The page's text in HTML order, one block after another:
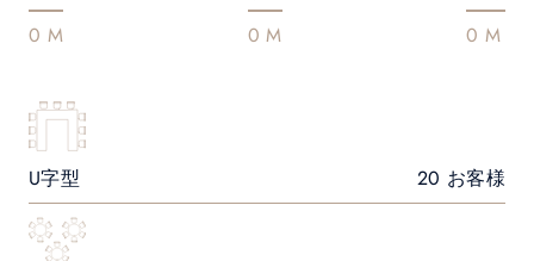
0 M
0 M
0 M
U字型 20 お客様